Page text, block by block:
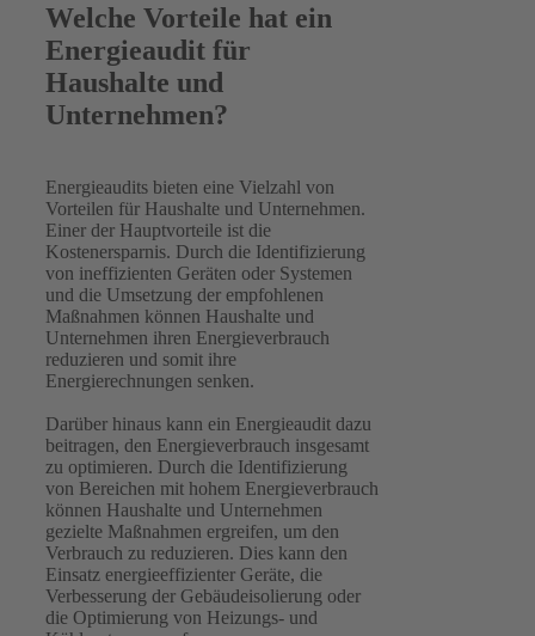
Welche Vorteile hat ein
Energieaudit für
Haushalte und
Unternehmen?
Energieaudits bieten eine Vielzahl von
Vorteilen für Haushalte und Unternehmen.
Einer der Hauptvorteile ist die
Kostenersparnis. Durch die Identifizierung
von ineffizienten Geräten oder Systemen
und die Umsetzung der empfohlenen
Maßnahmen können Haushalte und
Unternehmen ihren Energieverbrauch
reduzieren und somit ihre
Energierechnungen senken.
Darüber hinaus kann ein Energieaudit dazu
beitragen, den Energieverbrauch insgesamt
zu optimieren. Durch die Identifizierung
von Bereichen mit hohem Energieverbrauch
können Haushalte und Unternehmen
gezielte Maßnahmen ergreifen, um den
Verbrauch zu reduzieren. Dies kann den
Einsatz energieeffizienter Geräte, die
Verbesserung der Gebäudeisolierung oder
die Optimierung von Heizungs- und